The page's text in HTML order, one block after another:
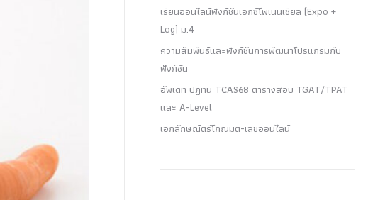
เรียนออนไลน์ฟังก์ชันเอกซ์โพเนนเชียล (Expo +
Log) ม.4
ความสัมพันธ์และฟังก์ชันการพัฒนาโปรแกรมกับ
ฟังก์ชัน
อัพเดท ปฏิทิน TCAS68 ตารางสอบ TGAT/TPAT
และ A-Level
เอกลักษณ์ตรีโกณมิติ-เลขออนไลน์